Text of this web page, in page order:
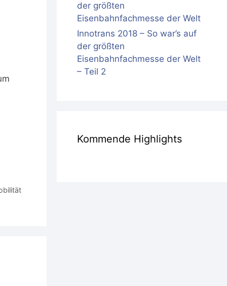
der größten
Eisenbahnfachmesse der Welt
Innotrans 2018 – So war’s auf
der größten
Eisenbahnfachmesse der Welt
– Teil 2
Kommende Highlights